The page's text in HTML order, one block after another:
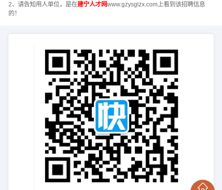
2、请告知用人单位，是在建宁人才网www.gzysglzx.com上看到该招聘信息
的！